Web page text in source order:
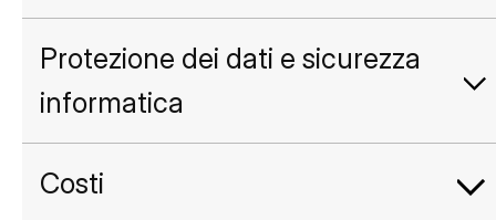
Protezione dei dati e sicurezza
informatica
Costi